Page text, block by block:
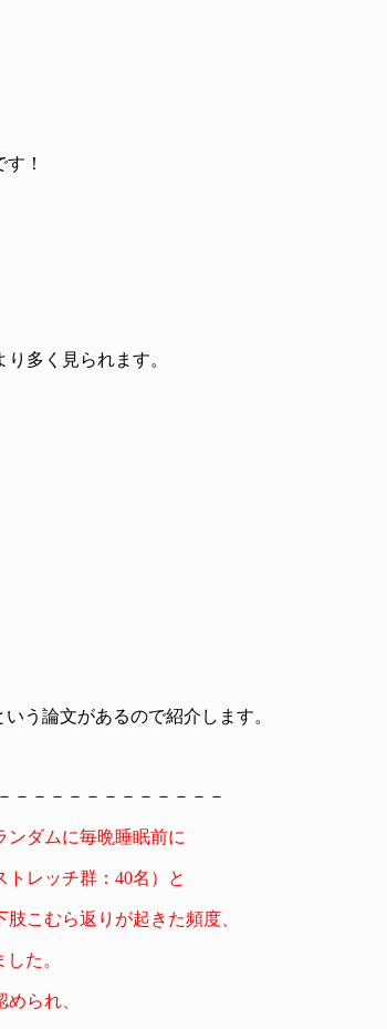
す！
り多く見られます。
いう論文があるので紹介します。
－－－－－－－－－－－－
ンダムに毎晩睡眠前に
レッチ群：40名）と
こむら返りが起きた頻度、
た。
られ、